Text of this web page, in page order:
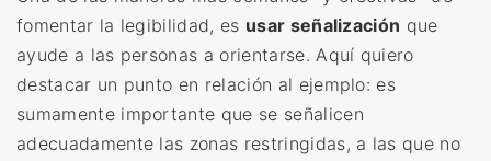
fomentar la legibilidad, es usar señalización que
ayude a las personas a orientarse. Aquí quiero
destacar un punto en relación al ejemplo: es
sumamente importante que se señalicen
adecuadamente las zonas restringidas, a las que no